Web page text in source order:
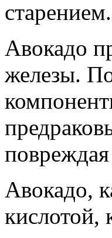
старением.
Авокадо
железы.
Авокадо,
кислотой,